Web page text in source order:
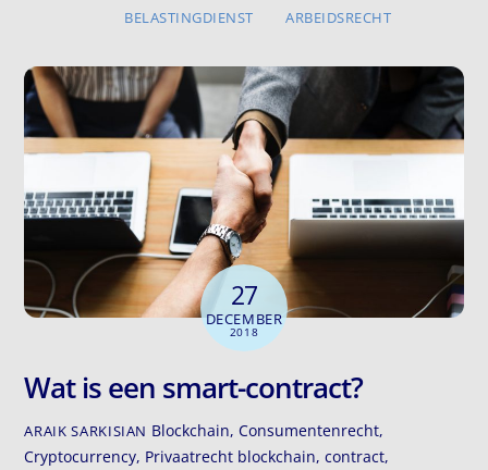
BELASTINGDIENST
ARBEIDSRECHT
27
DECEMBER
2018
Wat is een smart-contract?
ARAIK SARKISIAN Blockchain,Consumentenrecht,
Cryptocurrency, Privaatrecht blockchain,contract,